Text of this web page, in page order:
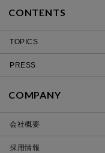
CONTENTS
TOPICS
PRESS
COMPANY
会社概要
採用情報